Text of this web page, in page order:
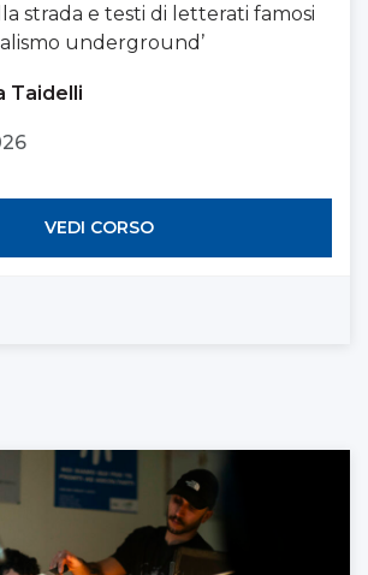
strada e testi di letterati famosi
underground’
Taidelli
VEDI CORSO